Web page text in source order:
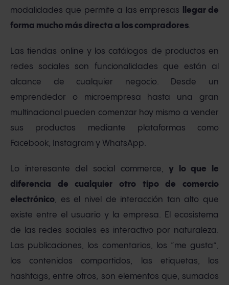
modalidades que permite a las empresas
llegar de
forma mucho más directa a los compradores.
Las tiendas online y los catálogos de productos en
redes sociales son funcionalidades que están al
alcance de cualquier negocio. Desde un
emprendedor o microempresa hasta una gran
multinacional pueden comenzar hoy mismo a vender
sus productos mediante plataformas como
Facebook, Instagram y WhatsApp.
Lo interesante del social commerce,y lo que le
diferencia de cualquier otro tipo de comercio
electrónico, es el nivel de interacción tan alto que
existe entre el usuario y la empresa. El ecosistema
de las redes sociales es interactivo por naturaleza.
Las publicaciones, los comentarios, los “me gusta”,
los contenidos compartidos, las etiquetas, los
hashtags, entre otros, son elementos que, sumados